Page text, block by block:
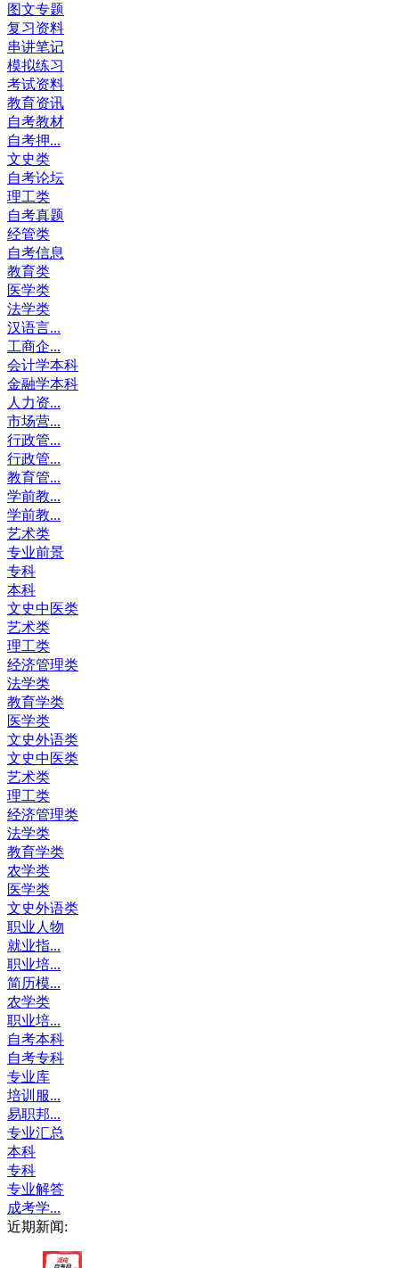
图文专题
复习资料
串讲笔记
模拟练习
考试资料
教育资讯
自考教材
自考押...
文史类
自考论坛
理工类
自考真题
经管类
自考信息
教育类
医学类
法学类
汉语言...
工商企...
会计学本科
金融学本科
人力资...
市场营...
行政管...
行政管...
教育管...
学前教...
学前教...
艺术类
专业前景
专科
本科
文史中医类
艺术类
理工类
经济管理类
法学类
教育学类
医学类
文史外语类
文史中医类
艺术类
理工类
经济管理类
法学类
教育学类
农学类
医学类
文史外语类
职业人物
就业指...
职业培...
简历模...
农学类
职业培...
自考本科
自考专科
专业库
培训服...
易职邦...
专业汇总
本科
专科
专业解答
成考学...
近期新闻: